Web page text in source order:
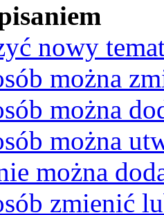
nowy
można
można
można
można
zmienić